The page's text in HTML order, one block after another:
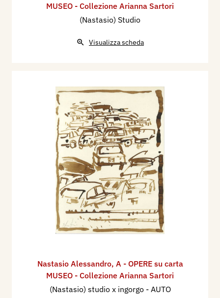
MUSEO - Collezione Arianna Sartori
(Nastasio) Studio
Visualizza scheda
Nastasio Alessandro, A - OPERE su carta
MUSEO - Collezione Arianna Sartori
(Nastasio) studio x ingorgo - AUTO